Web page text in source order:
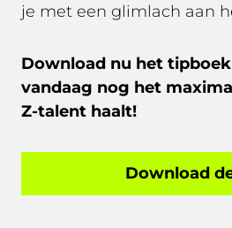
je met een glimlach aan
Download nu het
vandaag nog het
Z-talent haalt!
Download